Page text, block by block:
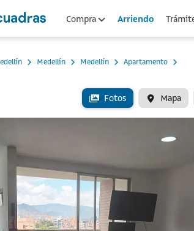
Compra Arriendo
Medellín Medellín Apartamento
Fotos Mapa